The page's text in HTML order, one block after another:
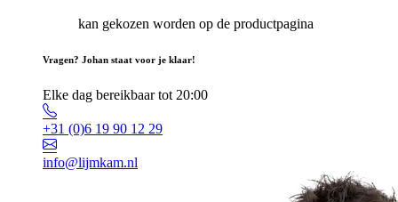
kan gekozen worden op de productpagina
Vragen? Johan staat voor je klaar!
Elke dag bereikbaar tot 20:00
+31 (0)6 19 90 12 29
info@lijmkam.nl